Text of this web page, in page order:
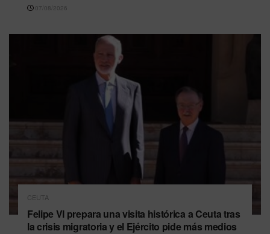
07/08/2026
CEUTA
Felipe VI prepara una visita histórica a Ceuta tras
la crisis migratoria y el Ejército pide más medios